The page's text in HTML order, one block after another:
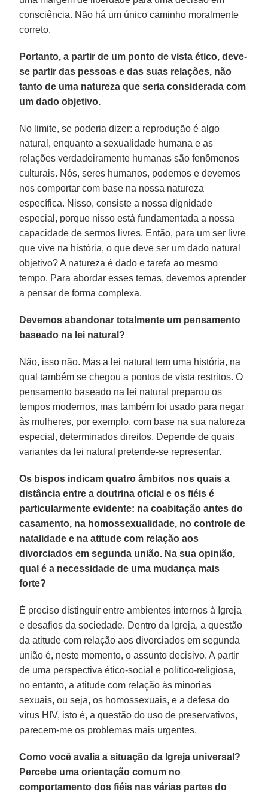
consciência. Não há um único caminho moralmente
correto.
Portanto, a partir de um ponto de vista ético, deve-
se partir das pessoas e das suas relações, não
tanto de uma natureza que seria considerada com
um dado objetivo.
No limite, se poderia dizer: a reprodução é algo
natural, enquanto a sexualidade humana e as
relações verdadeiramente humanas são fenômenos
culturais. Nós, seres humanos, podemos e devemos
nos comportar com base na nossa natureza
específica. Nisso, consiste a nossa dignidade
especial, porque nisso está fundamentada a nossa
capacidade de sermos livres. Então, para um ser livre
que vive na história, o que deve ser um dado natural
objetivo? A natureza é dado e tarefa ao mesmo
tempo. Para abordar esses temas, devemos aprender
a pensar de forma complexa.
Devemos abandonar totalmente um pensamento
baseado na lei natural?
Não, isso não. Mas a lei natural tem uma história, na
qual também se chegou a pontos de vista restritos. O
pensamento baseado na lei natural preparou os
tempos modernos, mas também foi usado para negar
às mulheres, por exemplo, com base na sua natureza
especial, determinados direitos. Depende de quais
variantes da lei natural pretende-se representar.
Os bispos indicam quatro âmbitos nos quais a
distância entre a doutrina oficial e os fiéis é
particularmente evidente: na coabitação antes do
casamento, na homossexualidade, no controle de
natalidade e na atitude com relação aos
divorciados em segunda união. Na sua opinião,
qual é a necessidade de uma mudança mais
forte?
É preciso distinguir entre ambientes internos à Igreja
e desafios da sociedade. Dentro da Igreja, a questão
da atitude com relação aos divorciados em segunda
união é, neste momento, o assunto decisivo. A partir
de uma perspectiva ético-social e político-religiosa,
no entanto, a atitude com relação às minorias
sexuais, ou seja, os homossexuais, e a defesa do
vírus HIV, isto é, a questão do uso de preservativos,
parecem-me os problemas mais urgentes.
Como você avalia a situação da Igreja universal?
Percebe uma orientação comum no
comportamento dos fiéis nas várias partes do